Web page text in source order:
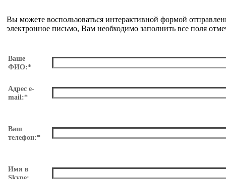
Вы можете воспользоваться интерактивной формой
электронное письмо, Вам необходимо заполнить все поля
Ваше
ФИО:*
Адрес e-
mail:*
Ваш
телефон:*
Имя в